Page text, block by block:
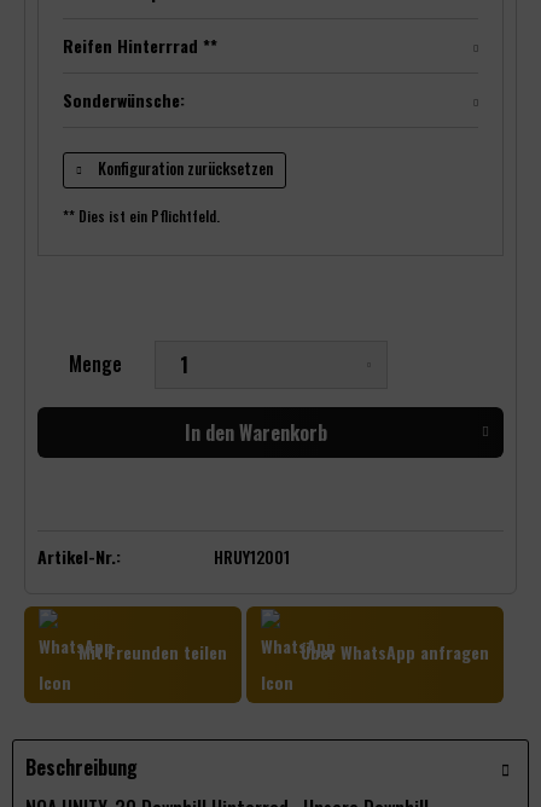
Reifen Hinterrrad **
Sonderwünsche:
Konfiguration zurücksetzen
** Dies ist ein Pflichtfeld.
Menge
In denWarenkorb
Artikel-Nr.: HRUY12001
Mit Freunden teilen Über WhatsApp anfragen
Beschreibung